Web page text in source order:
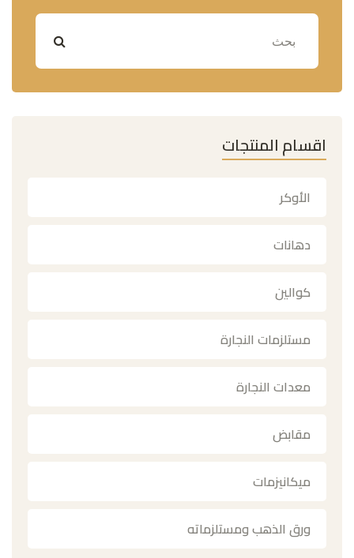
اقسام المنتجات
الأوكر
دهانات
كوالين
مستلزمات النجارة
معدات النجارة
مقابض
ميكانيزمات
ورق الذهب ومستلزماته